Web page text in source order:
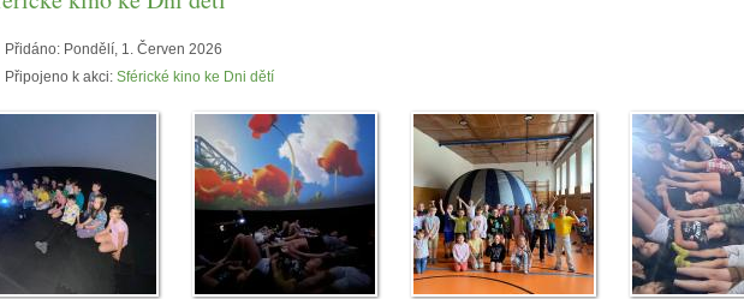
Přidáno: Pondělí, 1. Červen 2026
Připojeno k akci: Sférické kino ke Dni dětí